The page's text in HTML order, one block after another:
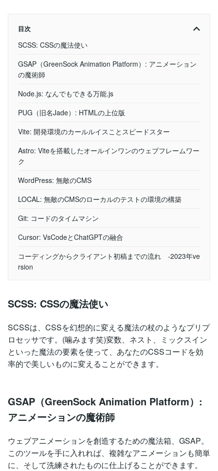
目次
SCSS: CSSの魔法使い
GSAP（GreenSock Animation Platform）: アニメーション
の魔術師
Node.js: なんでもできる万能.js
PUG（旧名Jade）: HTMLの上位版
Vite: 開発環境のカールルイスことスピードスター
Astro: Viteを搭載したオールインワンのウェブフレームワー
ク
WordPress: 無敵のCMS
LOCAL: 無敵のCMSのローカルのテストの環境の構築
Git: コードのタイムマシン
Cursor: VsCodeとChatGPTの融合
コーディングからクライアント初稿までの流れ -2023年ve
rsion
SCSS: CSSの魔法使い
SCSSは、CSSを幻想的に変える魔法の杖のようなプリプ
ロセッサです。(噛みます笑)変数、ネスト、ミックスイン
といった魔法の要素を使って、あなたのCSSコードを効
率的で美しいものに変えることができます。
GSAP（GreenSock Animation Platform）:
アニメーションの魔術師
ウェブアニメーションを創造するための魔法箱、GSAP。
このツールを手に入れれば、複雑なアニメーションも簡単
に、そして洗練されたものに仕上げることができます。